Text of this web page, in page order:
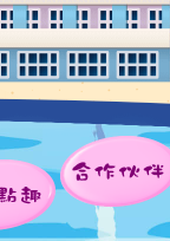
趣
合作伙伴